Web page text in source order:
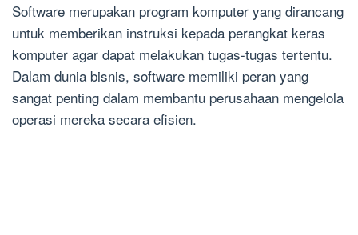
Software merupakan program komputer yang dirancang
untuk memberikan instruksi kepada perangkat keras
komputer agar dapat melakukan tugas-tugas tertentu.
Dalam dunia bisnis, software memiliki peran yang
sangat penting dalam membantu perusahaan mengelola
operasi mereka secara efisien.